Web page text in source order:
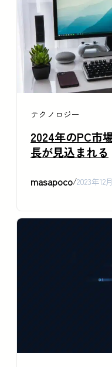
テクノロジー
2024年のPC市
長が見込まれる
masapoco/2023年12